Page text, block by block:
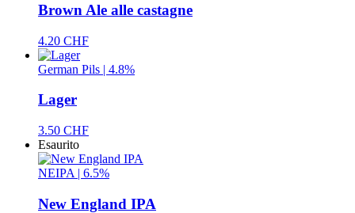
Brown Ale alle castagne
4.20 CHF
German Pils | 4.8%
Lager
3.50 CHF
Esaurito
NEIPA | 6.5%
New England IPA